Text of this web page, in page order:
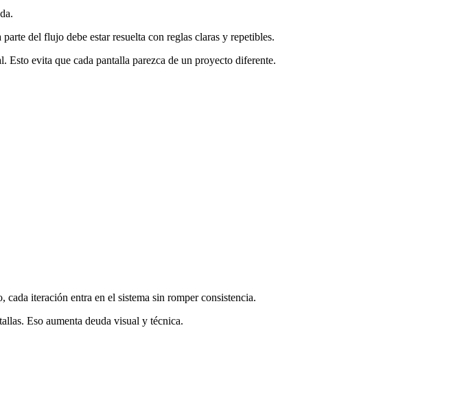
del flujo debe estar resuelta con reglas claras y repetibles.
evita que cada pantalla parezca de un proyecto diferente.
iteración entra en el sistema sin romper consistencia.
Eso aumenta deuda visual y técnica.